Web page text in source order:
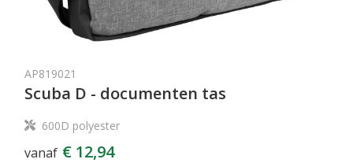
AP819021
Scuba D - documenten tas
600D polyester
vanaf € 12,94